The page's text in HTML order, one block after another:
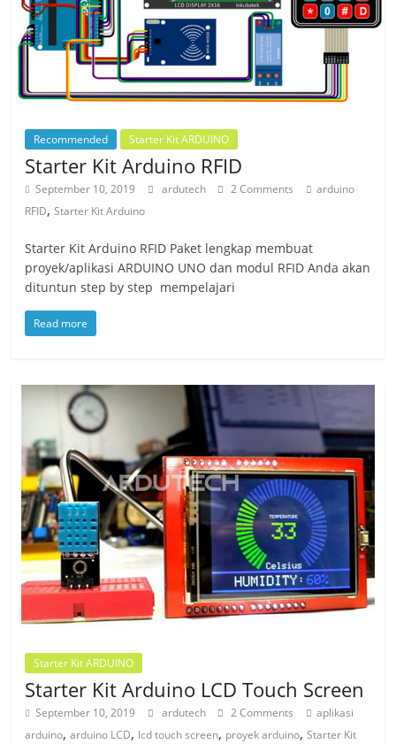
Recommended Starter Kit ARDUINO
Starter Kit Arduino RFID
September 10, 2019 ardutech 2 Comments
arduino
RFID,Starter Kit Arduino
Starter Kit Arduino RFID Paket lengkap membuat
proyek/aplikasi ARDUINO UNO dan modul RFID Anda akan
dituntun step by step mempelajari
Read more
Starter Kit ARDUINO
Starter Kit Arduino LCD Touch Screen
September 10, 2019 ardutech 2 Comments
aplikasi
arduino,arduino LCD, lcd touch screen, proyek arduino,Starter Kit